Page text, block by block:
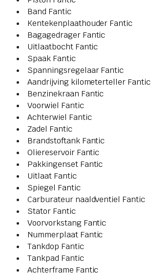
Band Fantic
Kentekenplaathouder Fantic
Bagagedrager Fantic
Uitlaatbocht Fantic
Spaak Fantic
Spanningsregelaar Fantic
Aandrijving kilometerteller Fantic
Benzinekraan Fantic
Voorwiel Fantic
Achterwiel Fantic
Zadel Fantic
Brandstoftank Fantic
Oliereservoir Fantic
Pakkingenset Fantic
Uitlaat Fantic
Spiegel Fantic
Carburateur naaldventiel Fantic
Stator Fantic
Voorvorkstang Fantic
Nummerplaat Fantic
Tankdop Fantic
Tankpad Fantic
Achterframe Fantic